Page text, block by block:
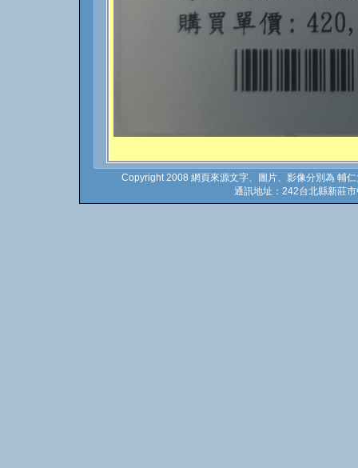
Copyright 2008 網頁來源文字、圖片、影像分別為 輔
通訊地址：242台北縣新莊